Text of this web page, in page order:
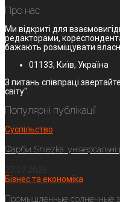
Про нас
Ми відкриті для
редакторами,
бажають розміщувати
01133, Київ, Україна
З питань співпраці
світу".
Популярні публікації
Суспільство
Фарби Sniezka: універсальні
Бізнес та економіка
Промышленные солнечные